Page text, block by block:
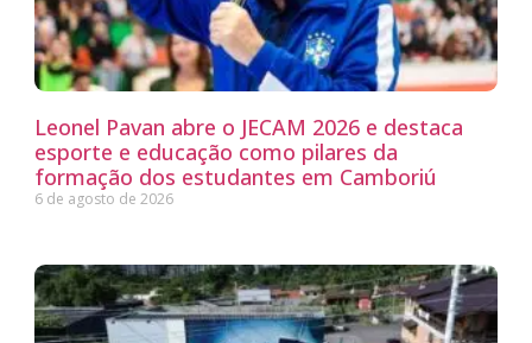
Leonel Pavan abre o JECAM 2026 e destaca
esporte e educação como pilares da
formação dos estudantes em Camboriú
6 de agosto de 2026